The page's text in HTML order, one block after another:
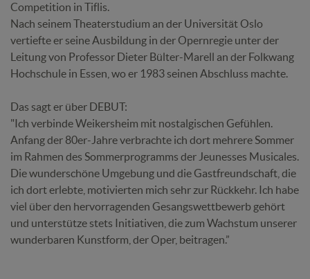
Competition in Tiflis.
Nach seinem Theaterstudium an der Universität Oslo
vertiefte er seine Ausbildung in der Opernregie unter der
Leitung von Professor Dieter Bülter-Marell an der Folkwang
Hochschule in Essen, wo er 1983 seinen Abschluss machte.
Das sagt er über DEBUT:
"Ich verbinde Weikersheim mit nostalgischen Gefühlen.
Anfang der 80er-Jahre verbrachte ich dort mehrere Sommer
im Rahmen des Sommerprogramms der Jeunesses Musicales.
Die wunderschöne Umgebung und die Gastfreundschaft, die
ich dort erlebte, motivierten mich sehr zur Rückkehr. Ich habe
viel über den hervorragenden Gesangswettbewerb gehört
und unterstütze stets Initiativen, die zum Wachstum unserer
wunderbaren Kunstform, der Oper, beitragen.”